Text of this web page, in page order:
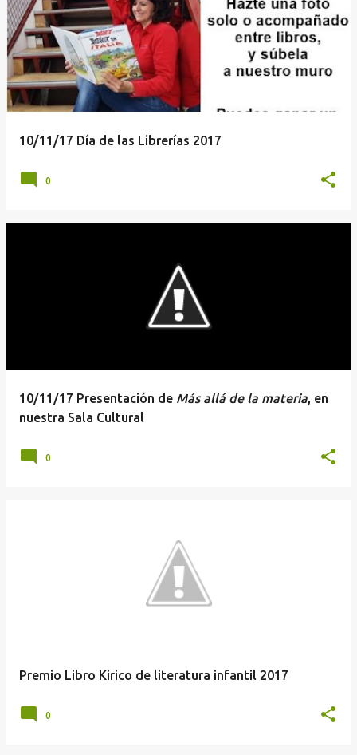
10/11/17 Día de las Librerías 2017
0
10/11/17 Presentación de Más allá de la materia, en
nuestra Sala Cultural
0
Premio Libro Kirico de literatura infantil 2017
0